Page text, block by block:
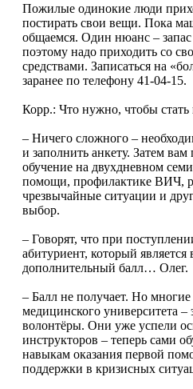
Пожилые одинокие люди
постирать свои вещи. Пока
общаемся. Один нюанс –
по­этому надо приходить со
средствами. Записаться на
заранее по телефону 41-04-15.
Корр.: Что нужно, чтобы
– Ничего сложного –
и заполнить анкету. Затем
обучение на двухдневном
помощи, профилактике ВИЧ,
чрезвычайные ситуации и
выбор.
– Говорят, что при
абитуриент, который
дополнительный балл… Олег.
– Балл не получает. Но многие
медицинского университета
волонтёры. Они уже успели
инструкторов – теперь сами
навыкам оказания первой
поддержки в кризисных